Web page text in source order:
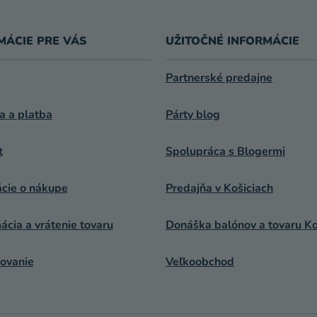
PRE VÁS
a platba
o nákupe
a vrátenie tovaru
UŽITOČNÉ INFORMÁCIE
Partnerské predajne
Párty blog
Spolupráca s Blogermi
Predajňa v Košiciach
Donáška balónov a tovaru
Veľkoobchod